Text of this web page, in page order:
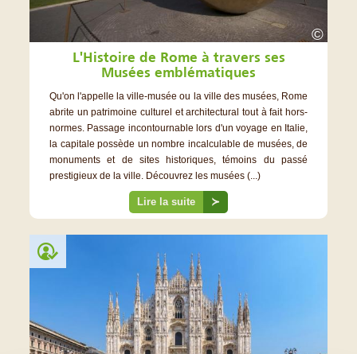
©
L'Histoire de Rome à travers ses
Musées emblématiques
Qu'on l'appelle la ville-musée ou la ville des musées, Rome
abrite un patrimoine culturel et architectural tout à fait hors-
normes. Passage incontournable lors d'un voyage en Italie,
la capitale possède un nombre incalculable de musées, de
monuments et de sites historiques, témoins du passé
prestigieux de la ville. Découvrez les musées (...)
Lire la suite ≻